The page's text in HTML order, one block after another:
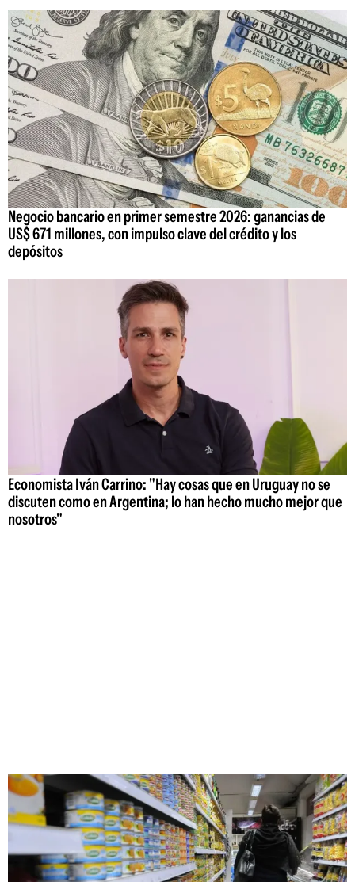
Negocio bancario en primer semestre 2026: ganancias de
US$ 671 millones, con impulso clave del crédito y los
depósitos
Economista Iván Carrino: "Hay cosas que en Uruguay no se
discuten como en Argentina; lo han hecho mucho mejor que
nosotros"